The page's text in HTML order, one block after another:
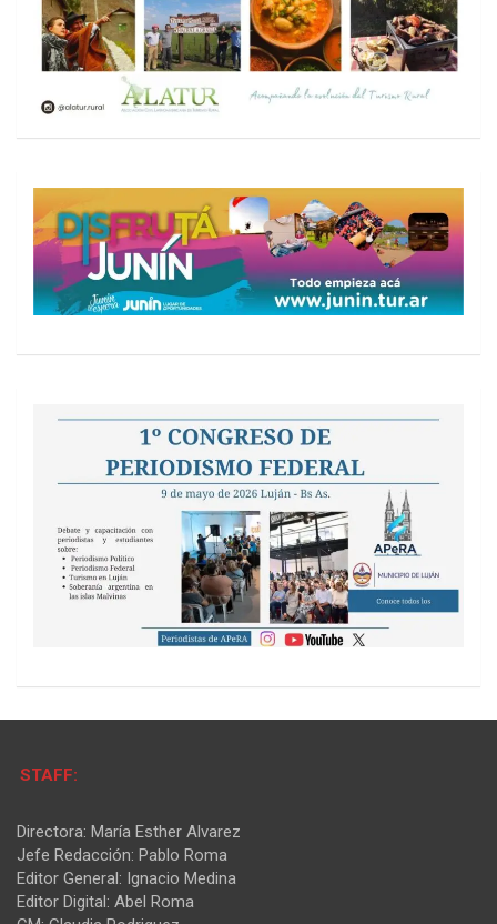
STAFF:
Directora: María Esther Alvarez
Jefe Redacción: Pablo Roma
Editor General: Ignacio Medina
Editor Digital: Abel Roma